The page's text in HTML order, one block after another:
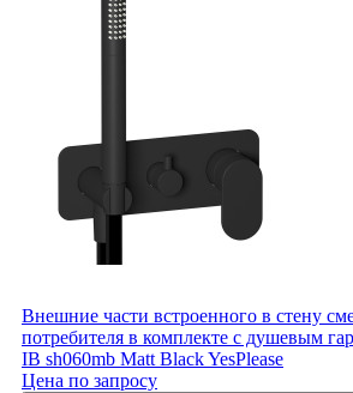
Внешние части встроенного в стену
потребителя в комплекте с душевым
IB sh060mb Matt Black YesPlease
Цена по запросу